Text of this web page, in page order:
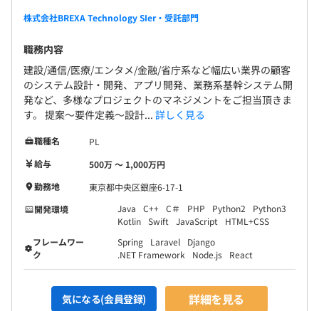
株式会社BREXA Technology SIer・受託部門
職務内容
建設/通信/医療/エンタメ/金融/省庁系など幅広い業界の顧客
のシステム設計・開発、アプリ開発、業務系基幹システム開
発など、多様なプロジェクトのマネジメントをご担当頂きま
す。 提案～要件定義～設計... 詳しく見る
職種名
PL
給与
500万 〜 1,000万円
勤務地
東京都中央区銀座6-17-1
開発環境
Java C++ C＃ PHP Python2
Python3
Kotlin Swift JavaScript
HTML+CSS
フレームワー
ク
Spring Laravel
Django
.NET Framework
Node.js React
気になる(会員登録) 詳細を見る